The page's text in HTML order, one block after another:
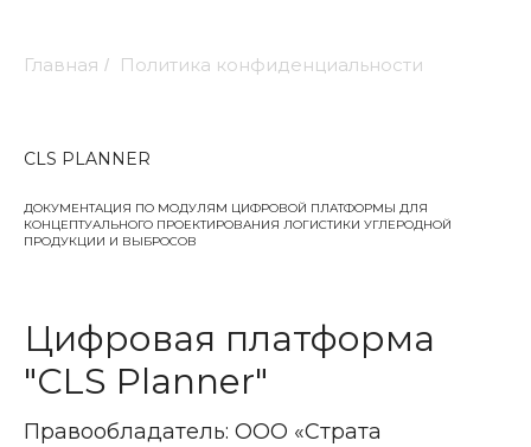
Главная / Политика конфиденциальности
CLS PLANNER
ДОКУМЕНТАЦИЯ ПО МОДУЛЯМ ЦИФРОВОЙ ПЛАТФОРМЫ ДЛЯ
КОНЦЕПТУАЛЬНОГО ПРОЕКТИРОВАНИЯ ЛОГИСТИКИ УГЛЕРОДНОЙ
ПРОДУКЦИИ И ВЫБРОСОВ
Цифровая платформа
"CLS Planner"
Правообладатель: ООО «Страта